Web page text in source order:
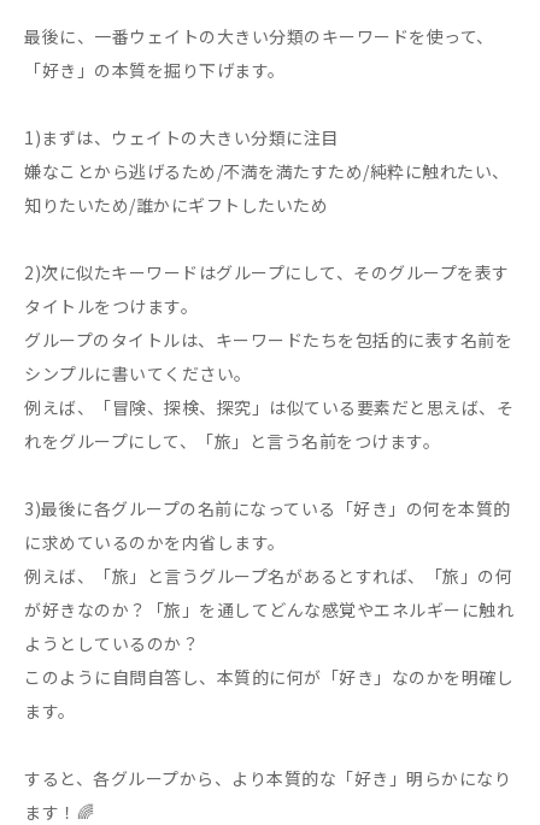
最後に、一番ウェイトの大きい分類のキーワードを使って、
「好き」の本質を掘り下げます。
1)まずは、ウェイトの大きい分類に注目
嫌なことから逃げるため/不満を満たすため/純粋に触れたい、
知りたいため/誰かにギフトしたいため
2)次に似たキーワードはグループにして、そのグループを表す
タイトルをつけます。
グループのタイトルは、キーワードたちを包括的に表す名前を
シンプルに書いてください。
例えば、「冒険、探検、探究」は似ている要素だと思えば、そ
れをグループにして、「旅」と言う名前をつけます。
3)最後に各グループの名前になっている「好き」の何を本質的
に求めているのかを内省します。
例えば、「旅」と言うグループ名があるとすれば、「旅」の何
が好きなのか？「旅」を通してどんな感覚やエネルギーに触れ
ようとしているのか？
このように自問自答し、本質的に何が「好き」なのかを明確し
ます。
すると、各グループから、より本質的な「好き」明らかになり
ます！🌈